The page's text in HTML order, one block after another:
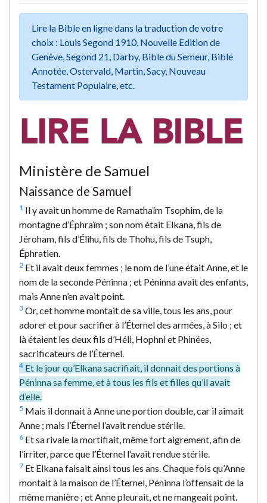
Lire la Bible en ligne dans la traduction de votre
choix : Louis Segond 1910, Nouvelle Edition de
Genève, Segond 21, Darby, Bible du Semeur, Bible
Annotée, Ostervald, Martin, Sacy, Nouveau
Testament Populaire, etc.
Ministère de Samuel
Naissance de Samuel
1 Il y avait un homme de Ramathaïm Tsophim, de la
montagne d’Éphraïm ; son nom était Elkana, fils de
Jéroham, fils d’Élihu, fils de Thohu, fils de Tsuph,
Éphratien.
2 Et il avait deux femmes ; le nom de l’une était Anne, et le
nom de la seconde Péninna ; et Péninna avait des enfants,
mais Anne n’en avait point.
3 Or, cet homme montait de sa ville, tous les ans, pour
adorer et pour sacrifier à l’Éternel des armées, à Silo ; et
là étaient les deux fils d’Héli, Hophni et Phinées,
sacrificateurs de l’Éternel.
4 Et le jour qu’Elkana sacrifiait, il donnait des portions à
Péninna sa femme, et à tous les fils et filles qu’il avait
d’elle.
5 Mais il donnait à Anne une portion double, car il aimait
Anne ; mais l’Éternel l’avait rendue stérile.
6 Et sa rivale la mortifiait, même fort aigrement, afin de
l’irriter, parce que l’Éternel l’avait rendue stérile.
7 Et Elkana faisait ainsi tous les ans. Chaque fois qu’Anne
montait à la maison de l’Éternel, Péninna l’offensait de la
même manière ; et Anne pleurait, et ne mangeait point.